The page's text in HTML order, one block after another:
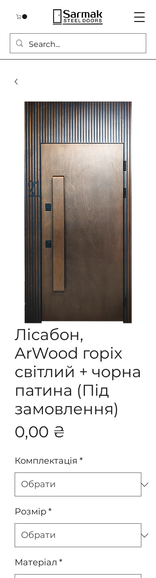
Лісабон,
ArWood горіх
світлий + чорна
патина (Під
замовлення)
0,00 ₴
Комплектація *
Розмір*
Матеріал *